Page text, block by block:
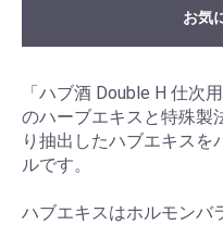
お気
「ハブ酒 Double H 仕次
のハーブエキスと特殊製
り抽出したハブエキスを
ルです。
ハブエキスはホルモンバ